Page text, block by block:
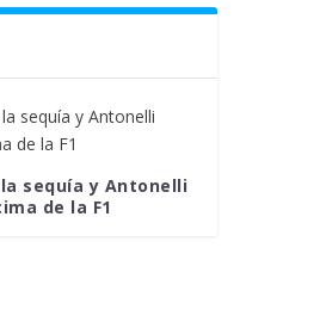
sequía y Antonelli
de la F1